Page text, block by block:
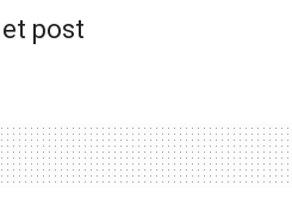
déjà existantes, et
d’autres groupes pro-vie, à
post